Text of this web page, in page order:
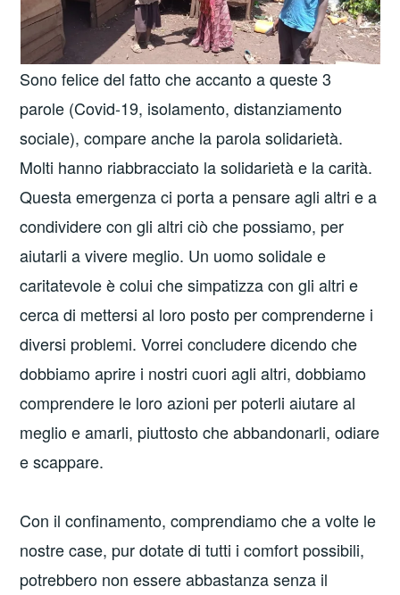
Sono felice del fatto che accanto a queste 3
parole (Covid-19, isolamento, distanziamento
sociale), compare anche la parola solidarietà.
Molti hanno riabbracciato la solidarietà e la carità.
Questa emergenza ci porta a pensare agli altri e a
condividere con gli altri ciò che possiamo, per
aiutarli a vivere meglio. Un uomo solidale e
caritatevole è colui che simpatizza con gli altri e
cerca di mettersi al loro posto per comprenderne i
diversi problemi. Vorrei concludere dicendo che
dobbiamo aprire i nostri cuori agli altri, dobbiamo
comprendere le loro azioni per poterli aiutare al
meglio e amarli, piuttosto che abbandonarli, odiare
e scappare.
Con il confinamento, comprendiamo che a volte le
nostre case, pur dotate di tutti i comfort possibili,
potrebbero non essere abbastanza senza il